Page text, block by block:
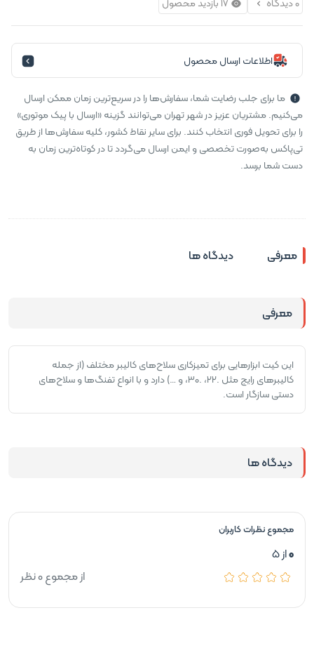
اطلاعات ارسال محصول
ما برای جلب رضایت شما، سفارش‌ها را در سریع‌ترین زمان ممکن ارسال
می‌کنیم. مشتریان عزیز در شهر تهران می‌توانند گزینه «ارسال با پیک موتوری»
را برای تحویل فوری انتخاب کنند. برای سایر نقاط کشور، کلیه سفارش‌ها از طریق
تی‌پاکس به‌صورت تخصصی و ایمن ارسال می‌گردد تا در کوتاه‌ترین زمان به
دست شما برسد.
معرفی دیدگاه ها
معرفی
این کیت ابزارهایی برای تمیزکاری سلاح‌های کالیبر مختلف (از جمله
کالیبرهای رایج مثل .۲۲، .۳۰، و …) دارد و با انواع تفنگ‌ها و سلاح‌های
دستی سازگار است.
دیدگاه ها
مجموع نظرات کاربران
0از 5
از مجموع 0 نظر